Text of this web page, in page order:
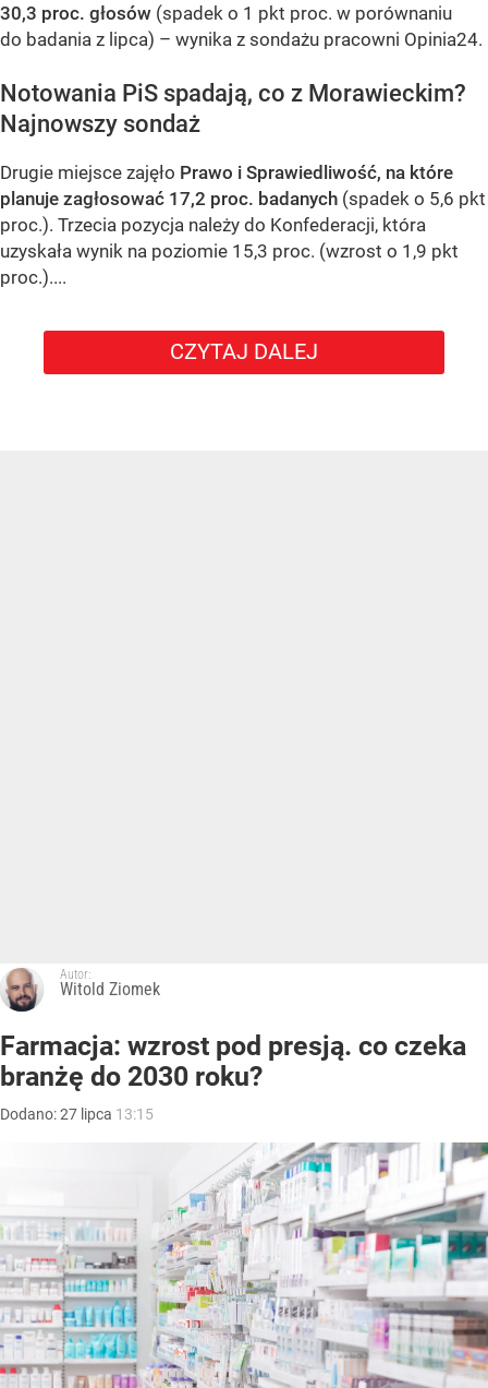
30,3 proc. głosów (spadek o 1 pkt proc. w porównaniu
do badania z lipca) – wynika z sondażu pracowni Opinia24.
Notowania PiS spadają, co z Morawieckim?
Najnowszy sondaż
Drugie miejsce zajęło Prawo i Sprawiedliwość, na które
planuje zagłosować 17,2 proc. badanych (spadek o 5,6 pkt
proc.). Trzecia pozycja należy do Konfederacji, która
uzyskała wynik na poziomie 15,3 proc. (wzrost o 1,9 pkt
proc.)....
CZYTAJ DALEJ
Autor:
Witold Ziomek
Farmacja: wzrost pod presją. co czeka
branżę do 2030 roku?
Dodano:27 lipca 13:15